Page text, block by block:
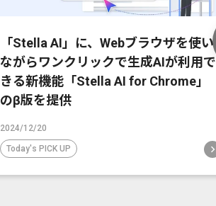
「Stella AI」に、Webブラウザを使い
ながらワンクリックで生成AIが利用で
きる新機能「Stella AI for Chrome」
のβ版を提供
2024/12/20
Today's PICK UP